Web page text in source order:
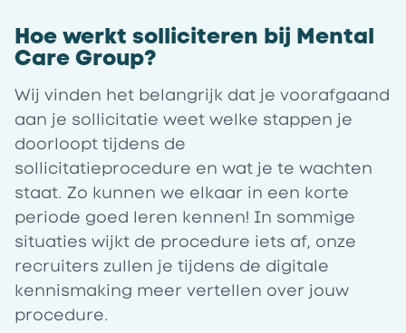
Hoe werkt solliciteren bij Mental
Care Group?
Wij vinden het belangrijk dat je voorafgaand
aan je sollicitatie weet welke stappen je
doorloopt tijdens de
sollicitatieprocedure en wat je te wachten
staat. Zo kunnen we elkaar in een korte
periode goed leren kennen! In sommige
situaties wijkt de procedure iets af, onze
recruiters zullen je tijdens de digitale
kennismaking meer vertellen over jouw
procedure.